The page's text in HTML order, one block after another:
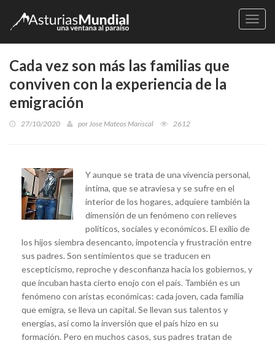
Cada vez son más las familias que
conviven con la experiencia de la
emigración
27/10/2020 porJose Mateos Mariscal 2612
Y aunque se trata de una vivencia personal,
íntima, que se atraviesa y se sufre en el
interior de los hogares, adquiere también la
dimensión de un fenómeno con relieves
políticos, sociales y económicos. El exilio de
los hijos siembra desencanto, impotencia y frustración entre
sus padres. Son sentimientos que se traducen en
escepticismo, reproche y desconfianza hacia los gobiernos, y
que incuban hasta cierto enojo con el país. También es un
fenómeno con aristas económicas: cada joven, cada familia
que emigra, se lleva un capital. Se llevan sus talentos y
energías, así como la inversión que el país hizo en su
formación. Pero en muchos casos, sus padres tratan de